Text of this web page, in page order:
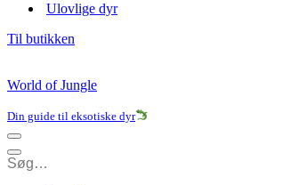
Ulovlige dyr
Til butikken
World of Jungle
Din guide til eksotiske dyr
Navigation
menu
Navigation
menu